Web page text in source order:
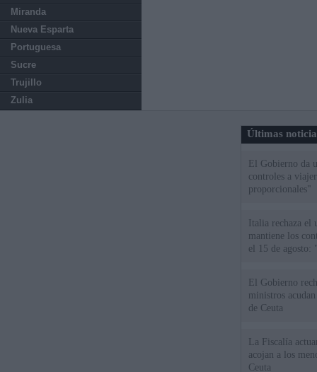
Miranda
Nueva Esparta
Portuguesa
Sucre
Trujillo
Zulia
Últimas
El Gobierno da
controles a
proporcionales"
Italia rechaza
mantiene los
el 15 de agosto:
El Gobierno
ministros
de Ceuta
La Fiscalía
acojan a los
Ceuta